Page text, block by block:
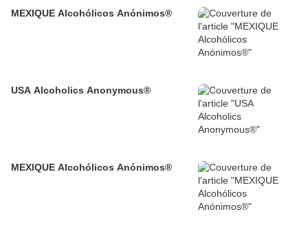
MEXIQUE Alcohólicos Anónimos®
USA Alcoholics Anonymous®
MEXIQUE Alcohólicos Anónimos®